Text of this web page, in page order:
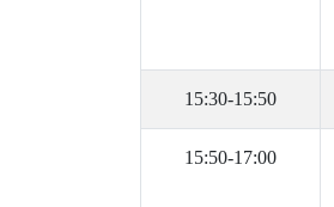
15:30-15:50
15:50-17:00